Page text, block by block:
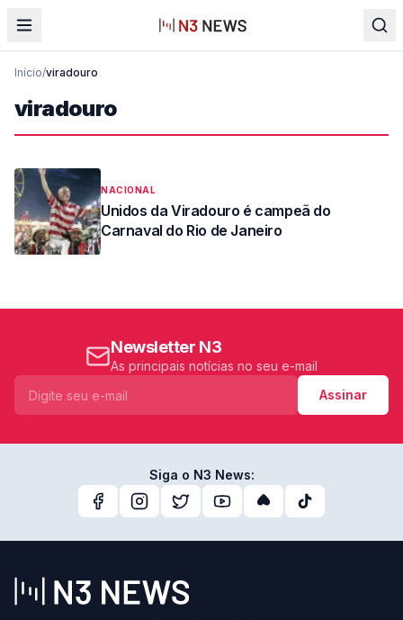
Início/viradouro
viradouro
NACIONAL
Unidos da Viradouro é campeã do
Carnaval do Rio de Janeiro
Newsletter N3
As principais notícias no seu e-mail
Assinar
Siga o N3 News: